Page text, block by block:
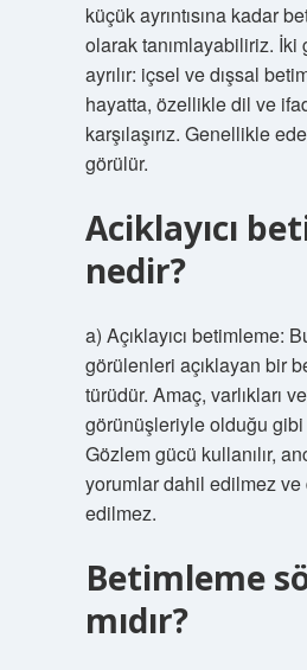
küçük ayrıntısına kadar
olarak tanımlayabiliriz.
ayrılır: içsel ve dışsal
hayatta, özellikle dil ve
karşılaşırız. Genellikle
görülür.
Aciklayıcı
nedir?
a) Açıklayıcı betimleme:
görülenleri açıklayan bir
türüdür. Amaç, varlıkları
görünüşleriyle olduğu gibi
Gözlem gücü kullanılır,
yorumlar dahil edilmez
edilmez.
Betimleme
mıdır?